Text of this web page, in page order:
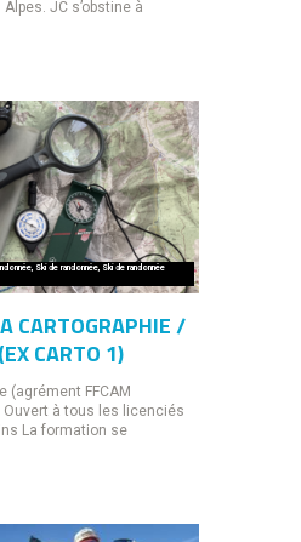
JC s’obstine à
, Ski de randonnée, Ski de randonnée
CARTOGRAPHIE /
CARTO 1)
(agrément FFCAM
Ouvert à tous les licenciés
La formation se